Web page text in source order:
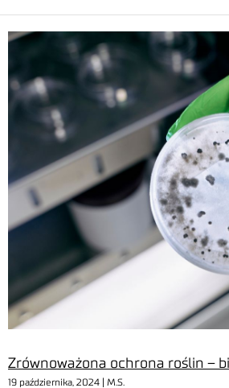
Zrównoważona ochrona roślin –
19 października, 2024 | M.S.